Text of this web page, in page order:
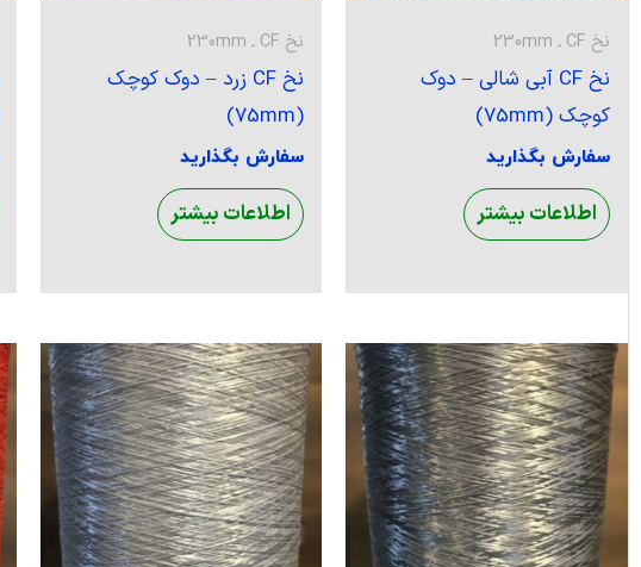
نخ CF ـ 230mm
نخ CF آبی شالی – دوک
کوچک (75mm)
سفارش بگذارید
اطلاعات بیشتر
نخ CF ـ 230mm
نخ CF زرد – دوک کوچک
(75mm)
سفارش بگذارید
اطلاعات بیشتر